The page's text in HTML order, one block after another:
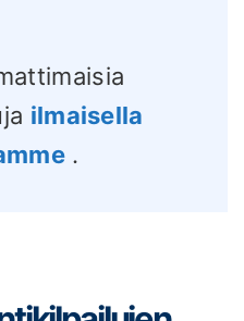
ilmaisella
.